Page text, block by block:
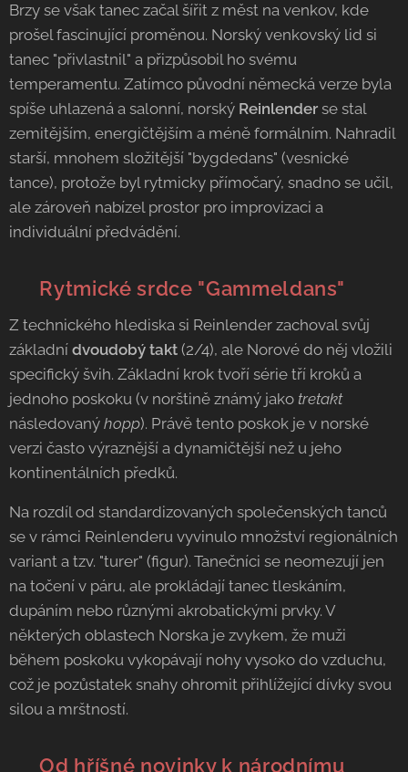
Brzy se však tanec začal šířit z měst na venkov, kde
prošel fascinující proměnou. Norský venkovský lid si
tanec "přivlastnil" a přizpůsobil ho svému
temperamentu. Zatímco původní německá verze byla
spíše uhlazená a salonní, norský Reinlender se stal
zemitějším, energičtějším a méně formálním. Nahradil
starší, mnohem složitější "bygdedans" (vesnické
tance), protože byl rytmicky přímočarý, snadno se učil,
ale zároveň nabízel prostor pro improvizaci a
individuální předvádění.
📐 Rytmické srdce "Gammeldans"
Z technického hlediska si Reinlender zachoval svůj
základní dvoudobý takt (2/4), ale Norové do něj vložili
specifický švih. Základní krok tvoří série tří kroků a
jednoho poskoku (v norštině známý jako tretakt
následovaný hopp). Právě tento poskok je v norské
verzi často výraznější a dynamičtější než u jeho
kontinentálních předků.
Na rozdíl od standardizovaných společenských tanců
se v rámci Reinlenderu vyvinulo množství regionálních
variant a tzv. "turer" (figur). Tanečníci se neomezují jen
na točení v páru, ale prokládají tanec tleskáním,
dupáním nebo různými akrobatickými prvky. V
některých oblastech Norska je zvykem, že muži
během poskoku vykopávají nohy vysoko do vzduchu,
což je pozůstatek snahy ohromit přihlížející dívky svou
silou a mrštností.
🎻 Od hříšné novinky k národnímu